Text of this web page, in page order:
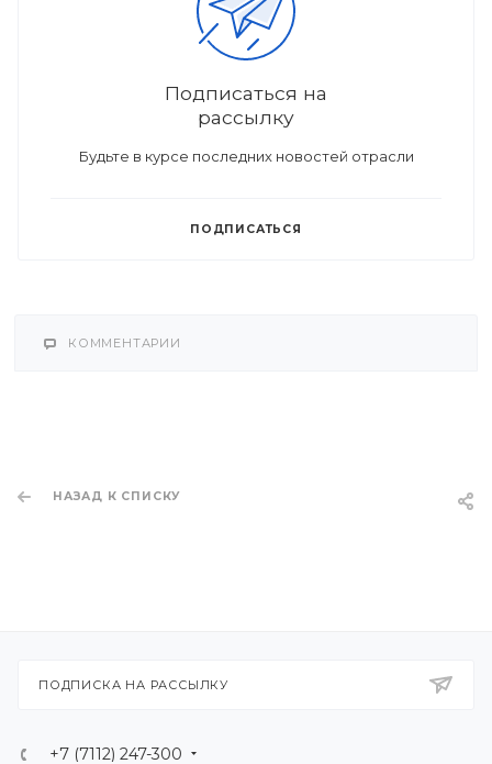
Подписаться на
рассылку
Будьте в курсе последних новостей отрасли
ПОДПИСАТЬСЯ
КОММЕНТАРИИ
НАЗАД К СПИСКУ
ПОДПИСКА НА РАССЫЛКУ
+7 (7112) 247-300